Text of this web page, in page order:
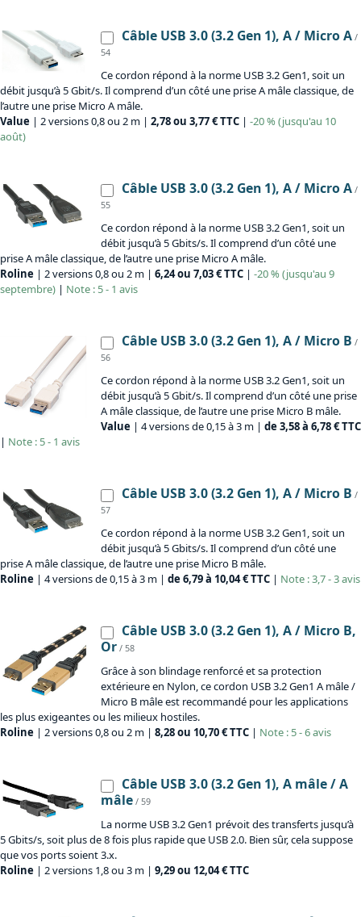
Câble USB 3.0 (3.2 Gen 1), A / Micro A /
54
Ce cordon répond à la norme USB 3.2 Gen1, soit un
débit jusqu’à 5 Gbit/s. Il comprend d’un côté une prise A mâle classique, de
l’autre une prise Micro A mâle.
Value | 2 versions 0,8 ou 2 m | 2,78 ou 3,77 € TTC | -20 % (jusqu'au 10
août)
Câble USB 3.0 (3.2 Gen 1), A / Micro A /
55
Ce cordon répond à la norme USB 3.2 Gen1, soit un
débit jusqu’à 5 Gbits/s. Il comprend d’un côté une
prise A mâle classique, de l’autre une prise Micro A mâle.
Roline | 2 versions 0,8 ou 2 m | 6,24 ou 7,03 € TTC | -20 % (jusqu'au 9
septembre) | Note : 5 - 1 avis
Câble USB 3.0 (3.2 Gen 1), A / Micro B /
56
Ce cordon répond à la norme USB 3.2 Gen1, soit un
débit jusqu’à 5 Gbit/s. Il comprend d’un côté une prise
A mâle classique, de l’autre une prise Micro B mâle.
Value | 4 versions de 0,15 à 3 m | de 3,58 à 6,78 € TTC
| Note : 5 - 1 avis
Câble USB 3.0 (3.2 Gen 1), A / Micro B /
57
Ce cordon répond à la norme USB 3.2 Gen1, soit un
débit jusqu’à 5 Gbits/s. Il comprend d’un côté une
prise A mâle classique, de l’autre une prise Micro B mâle.
Roline | 4 versions de 0,15 à 3 m | de 6,79 à 10,04 € TTC | Note : 3,7 - 3 avis
Câble USB 3.0 (3.2 Gen 1), A / Micro B,
Or / 58
Grâce à son blindage renforcé et sa protection
extérieure en Nylon, ce cordon USB 3.2 Gen1 A mâle /
Micro B mâle est recommandé pour les applications
les plus exigeantes ou les milieux hostiles.
Roline | 2 versions 0,8 ou 2 m | 8,28 ou 10,70 € TTC | Note : 5 - 6 avis
Câble USB 3.0 (3.2 Gen 1), A mâle / A
mâle / 59
La norme USB 3.2 Gen1 prévoit des transferts jusqu’à
5 Gbits/s, soit plus de 8 fois plus rapide que USB 2.0. Bien sûr, cela suppose
que vos ports soient 3.x.
Roline | 2 versions 1,8 ou 3 m | 9,29 ou 12,04 € TTC